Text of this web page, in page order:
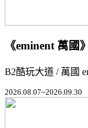
《eminent 萬
B2酷玩大道 / 萬國
2026.08.07~2026.09.30